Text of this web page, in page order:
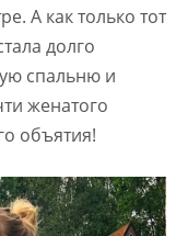
А как только тот
долго
спальню и
женатого
объятия!